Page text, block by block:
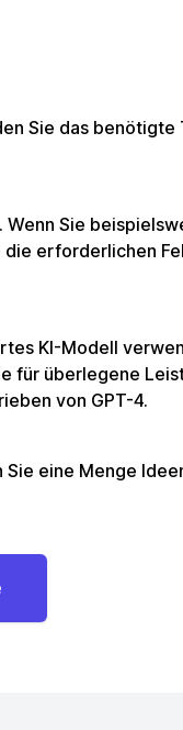
Sie das benötigte
Sie
erforderlichen
KI-Modell
für überlegene
von GPT-4.
Sie eine Menge